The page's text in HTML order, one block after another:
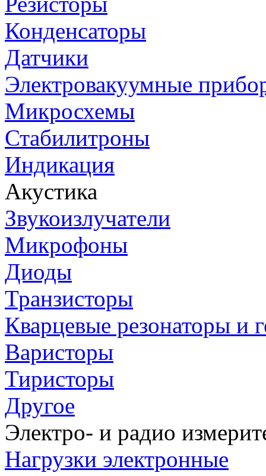
Конденсаторы
Датчики
Электровакуумные
Микросхемы
Стабилитроны
Индикация
Акустика
Звукоизлучатели
Микрофоны
Диоды
Транзисторы
Кварцевые резонаторы и
Варисторы
Тиристоры
Другое
Электро- и радио
Нагрузки электронные